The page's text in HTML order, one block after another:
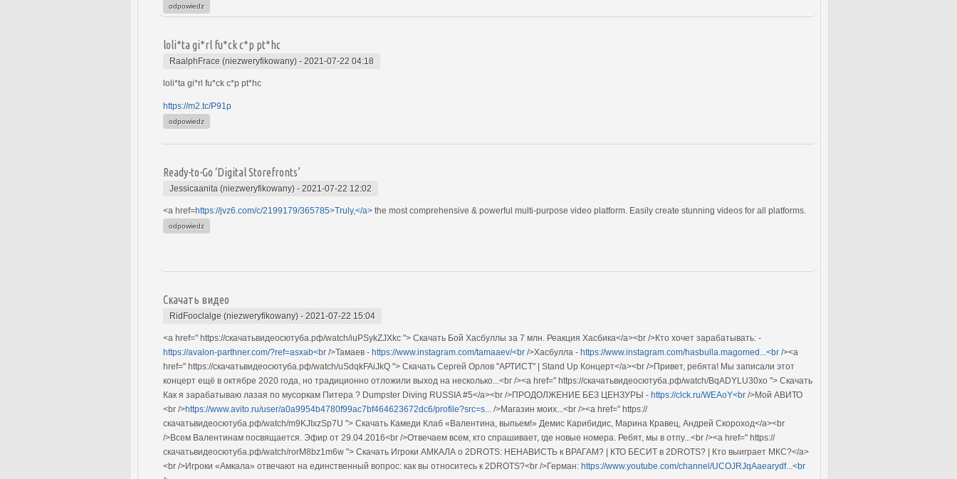
odpowiedz
loli*ta gi*rl fu*ck c*p pt*hc
RaalphFrace (niezweryfikowany) - 2021-07-22 04:18
loli*ta gi*rl fu*ck c*p pt*hc
https://m2.tc/P91p
odpowiedz
Ready-to-Go ‘Digital Storefronts’
Jessicaanita (niezweryfikowany) - 2021-07-22 12:02
<a href=https://jvz6.com/c/2199179/365785>Truly,</a> the most comprehensive & powerful multi-purpose video platform. Easily create stunning videos for all platforms.
odpowiedz
Скачать видео
RidFooclalge (niezweryfikowany) - 2021-07-22 15:04
<a href=" https://скачатьвидеосютуба.рф/watch/iuPSykZJXkc "> Скачать Бой Хасбуллы за 7 млн. Реакция Хасбика</a><br />Кто хочет зарабатывать: -
https://avalon-parthner.com/?ref=asxab<br />Тамаев - https://www.instagram.com/tamaaev/<br />Хасбулла - https://www.instagram.com/hasbulla.magomed...<br /><a
href=" https://скачатьвидеосютуба.рф/watch/uSdqkFAiJkQ "> Скачать Сергей Орлов "АРТИСТ" | Stand Up Концерт</a><br />Привет, ребята! Мы записали этот
концерт ещё в октябре 2020 года, но традиционно отложили выход на несколько...<br /><a href=" https://скачатьвидеосютуба.рф/watch/BqADYLU30xo "> Скачать
Как я зарабатываю лазая по мусоркам Питера ? Dumpster Diving RUSSIA #5</a><br />ПРОДОЛЖЕНИЕ БЕЗ ЦЕНЗУРЫ - https://clck.ru/WEAoY<br />Мой АВИТО
<br />https://www.avito.ru/user/a0a9954b4780f99ac7bf464623672dc6/profile?src=s...
/>Магазин моих...<br /><a href=" https://
скачатьвидеосютуба.рф/watch/m9KJIxzSp7U "> Скачать Камеди Клаб «Валентина, выпьем!» Демис Карибидис, Марина Кравец, Андрей Скороход</a><br
/>Всем Валентинам посвящается. Эфир от 29.04.2016<br />Отвечаем всем, кто спрашивает, где новые номера. Ребят, мы в отпу...<br /><a href=" https://
скачатьвидеосютуба.рф/watch/rorM8bz1m6w "> Скачать Игроки АМКАЛА о 2DROTS: НЕНАВИСТЬ к ВРАГАМ? | КТО БЕСИТ в 2DROTS? | Кто выиграет МКС?</a>
<br />Игроки «Амкала» отвечают на единственный вопрос: как вы относитесь к 2DROTS?<br />Герман: https://www.youtube.com/channel/UCOJRJqAaearydf...<br